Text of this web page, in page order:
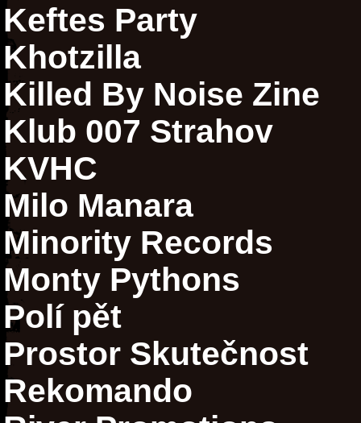
Keftes Party
Khotzilla
Killed By Noise Zine
Klub 007 Strahov
KVHC
Milo Manara
Minority Records
Monty Pythons
Polí pět
Prostor Skutečnost
Rekomando